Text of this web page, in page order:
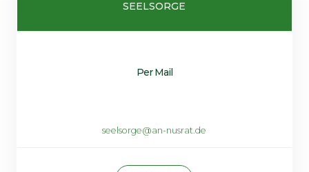
SEELSORGE
Per Mail
seelsorge@an-nusrat.de